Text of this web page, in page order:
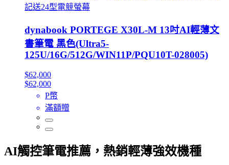
記送24型電競螢幕
dynabook PORTEGE X30L-M 13吋AI輕薄文
書筆電 黑色(Ultra5-
125U/16G/512G/WIN11P/PQU10T-028005)
$62,000
$62,000
P幣
滿額贈
AI觸控筆電推薦，熱銷輕薄強效機種